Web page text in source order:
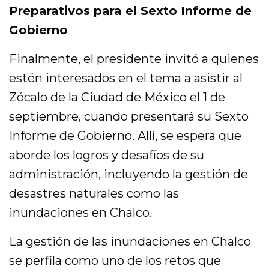
Preparativos para el Sexto Informe de
Gobierno
Finalmente, el presidente invitó a quienes
estén interesados en el tema a asistir al
Zócalo de la Ciudad de México el 1 de
septiembre, cuando presentará su Sexto
Informe de Gobierno. Allí, se espera que
aborde los logros y desafíos de su
administración, incluyendo la gestión de
desastres naturales como las
inundaciones en Chalco.
La gestión de las inundaciones en Chalco
se perfila como uno de los retos que